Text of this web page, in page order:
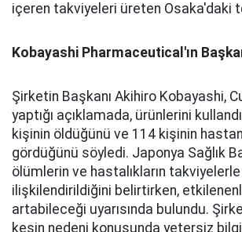
içeren takviyeleri üreten Osaka'daki
Kobayashi Pharmaceutical'ın
Şirketin Başkanı Akihiro Kobayashi,
yaptığı açıklamada, ürünlerini
kişinin öldüğünü ve 114 kişinin
gördüğünü söyledi. Japonya Sağlık
ölümlerin ve hastalıkların takviyelerle
ilişkilendirildiğini belirtirken,
artabileceği uyarısında bulundu.
kesin nedeni konusunda yetersiz